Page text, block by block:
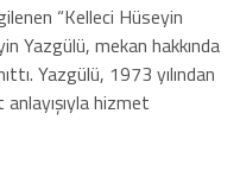
“Kelleci Hüseyin
Yazgülü, mekan hakkında
Yazgülü, 1973 yılından
hizmet